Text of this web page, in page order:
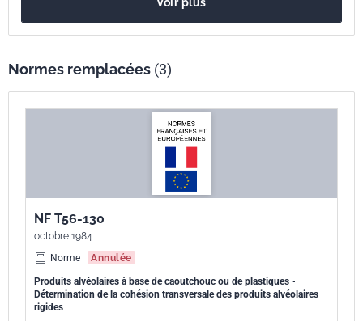
du Conseil du 21 décembre 1988 (Directive 89/106/CEE), par la prise
en compte des exigences essentielles. Ce document a été rédigé pour
d'autres domaines, le cas échéant.
Normes remplacées (3)
NF T56-130
octobre 1984
Norme
Annulée
Produits alvéolaires à base de caoutchouc ou de plastiques -
Détermination de la cohésion transversale des produits alvéolaires
rigides